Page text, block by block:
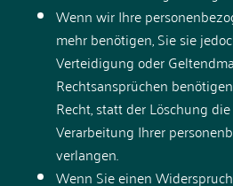
Wenn wir Ihre
mehr benötigen, Sie sie
Verteidigung oder
Rechtsansprüchen
Recht, statt der Löschung
Verarbeitung Ihrer
verlangen.
Wenn Sie einen Widerspruch